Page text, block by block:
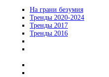
На грани безумия
Тренды 2020-2024
Тренды 2017
Тренды 2016